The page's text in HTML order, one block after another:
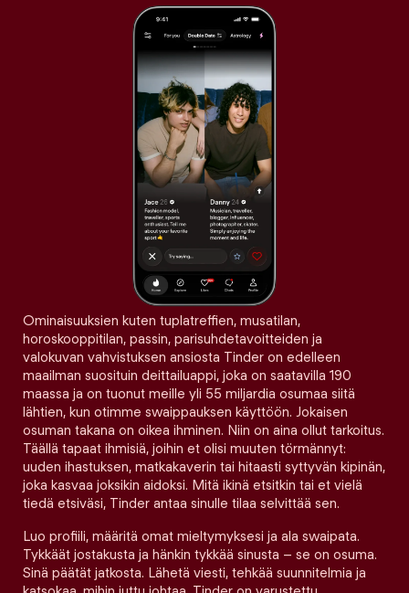
Ominaisuuksien kuten tuplatreffien, musatilan,
horoskooppitilan, passin, parisuhdetavoitteiden ja
valokuvan vahvistuksen ansiosta Tinder on edelleen
maailman suosituin deittailuappi, joka on saatavilla 190
maassa ja on tuonut meille yli 55 miljardia osumaa siitä
lähtien, kun otimme swaippauksen käyttöön. Jokaisen
osuman takana on oikea ihminen. Niin on aina ollut tarkoitus.
Täällä tapaat ihmisiä, joihin et olisi muuten törmännyt:
uuden ihastuksen, matkakaverin tai hitaasti syttyvän kipinän,
joka kasvaa joksikin aidoksi. Mitä ikinä etsitkin tai et vielä
tiedä etsiväsi, Tinder antaa sinulle tilaa selvittää sen.
Luo profiili, määritä omat mieltymyksesi ja ala swaipata.
Tykkäät jostakusta ja hänkin tykkää sinusta – se on osuma.
Sinä päätät jatkosta. Lähetä viesti, tehkää suunnitelmia ja